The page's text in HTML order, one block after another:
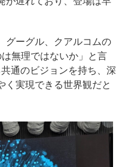
ーグル、クアルコムの
無理ではないか」と言
通のビジョンを持ち、深
く実現できる世界観だと